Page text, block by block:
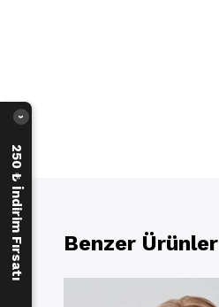
Benzer Ürünler
250 ₺ İndirim Fırsatı
›